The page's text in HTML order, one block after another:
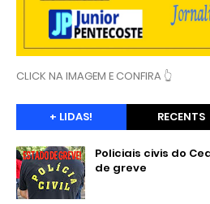
CLICK NA IMAGEM E CONFIRA 👆
+ LIDAS! RECENTS
Policiais civis do
de greve